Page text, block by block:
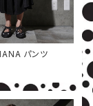
パンツ